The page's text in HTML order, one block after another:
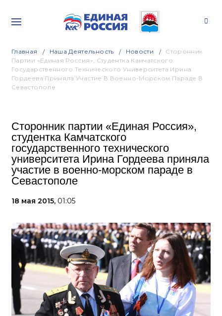
Главная Наша Деятельность Новости
Сторонник
Партии «Единая Россия», Студентка Камчатского
Государственного Технического Университета Ирина
Гордеева Приняла Участие В Военно-Морском Параде В
Севастополе
Сторонник партии «Единая Россия»,
студентка Камчатского
государственного технического
университета Ирина Гордеева приняла
участие в военно-морском параде в
Севастополе
18 мая 2015, 01:05